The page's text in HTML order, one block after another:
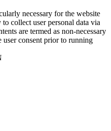
necessary for the website
collect user personal data via
are termed as non-necessary
consent prior to running